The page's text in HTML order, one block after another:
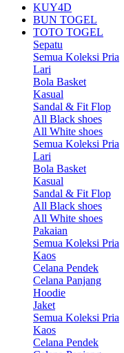
KUY4D
BUN TOGEL
TOTO TOGEL
Sepatu
Semua Koleksi Pria
Lari
Bola Basket
Kasual
Sandal & Fit Flop
All Black shoes
All White shoes
Semua Koleksi Pria
Lari
Bola Basket
Kasual
Sandal & Fit Flop
All Black shoes
All White shoes
Pakaian
Semua Koleksi Pria
Kaos
Celana Pendek
Celana Panjang
Hoodie
Jaket
Semua Koleksi Pria
Kaos
Celana Pendek